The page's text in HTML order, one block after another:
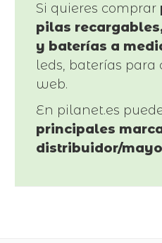
Si quieres comprar
pilas
y baterías a
leds, baterías para
web.
En pilanet.es
principales
distribuidor/